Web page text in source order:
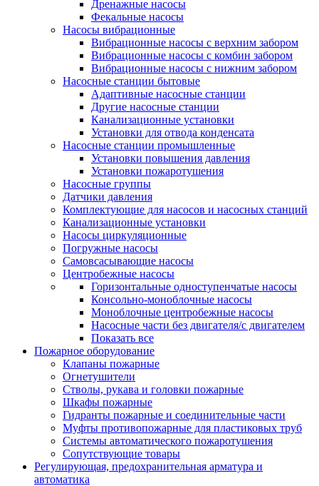
Дренажные насосы
Фекальные насосы
Насосы вибрационные
Вибрационные насосы с верхним забором
Вибрационные насосы с комбин забором
Вибрационные насосы с нижним забором
Насосные станции бытовые
Адаптивные насосные станции
Другие насосные станции
Канализационные установки
Установки для отвода конденсата
Насосные станции промышленные
Установки повышения давления
Установки пожаротушения
Насосные группы
Датчики давления
Комплектующие для насосов и насосных станций
Канализационные установки
Насосы циркуляционные
Погружные насосы
Самовсасывающие насосы
Центробежные насосы
Горизонтальные одноступенчатые насосы
Консольно-моноблочные насосы
Моноблочные центробежные насосы
Насосные части без двигателя/с двигателем
Показать все
Пожарное оборудование
Клапаны пожарные
Огнетушители
Стволы, рукава и головки пожарные
Шкафы пожарные
Гидранты пожарные и соединительные части
Муфты противопожарные для пластиковых труб
Системы автоматического пожаротушения
Сопутствующие товары
Регулирующая, предохранительная арматура и
автоматика